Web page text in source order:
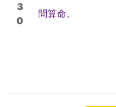
3
0
問算命。